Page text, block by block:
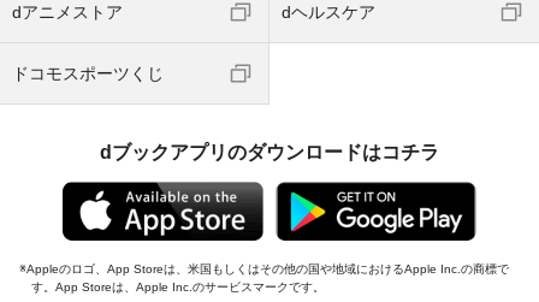
dアニメストア dヘルスケア
ドコモスポーツくじ
dブックアプリのダウンロードはコチラ
Appleのロゴ、App Storeは、米国もしくはその他の国や地域におけるApple Inc.の商標で
す。App Storeは、Apple Inc.のサービスマークです。